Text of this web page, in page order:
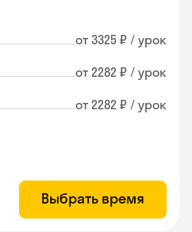
от 3325 ₽ / урок
от 2282 ₽ / урок
от 2282 ₽ / урок
Выбрать время